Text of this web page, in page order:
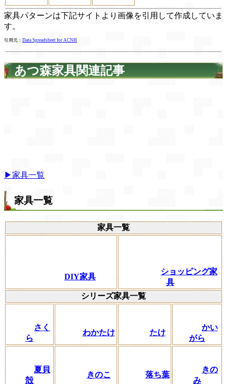
家具パターンは下記サイトより画像を引用して作成していま
す。
引用元： Data Spreadsheet for ACNH
あつ森家具関連記事
▶家具一覧
家具一覧
家具一覧
DIY家具
ショッピング家
具
シリーズ家具一覧
さく
ら
わかたけ たけ
かい
がら
夏貝
殻
きのこ 落ち葉
きの
み